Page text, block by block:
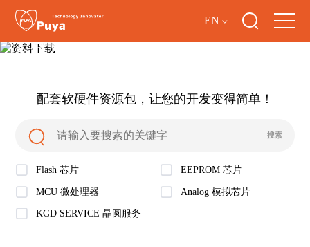
EN
资料下载
配套软硬件资源包，让您的开发变得简单！
Flash 芯片 EEPROM 芯片
MCU 微处理器 Analog 模拟芯片
KGD SERVICE 晶圆服务